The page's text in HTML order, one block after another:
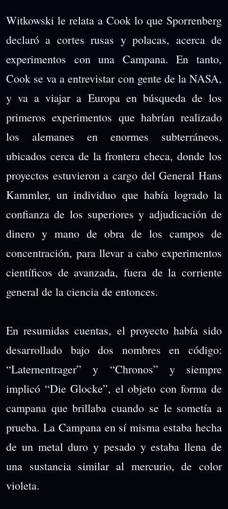
Witkowski le relata a Cook lo que Sporrenberg
declaró a cortes rusas y polacas, acerca de
experimentos con una Campana. En tanto,
Cook se va a entrevistar con gente de la NASA,
y va a viajar a Europa en búsqueda de los
primeros experimentos que habrían realizado
los alemanes en enormes subterráneos,
ubicados cerca de la frontera checa, donde los
proyectos estuvieron a cargo del General Hans
Kammler, un individuo que había logrado la
confianza de los superiores y adjudicación de
dinero y mano de obra de los campos de
concentración, para llevar a cabo experimentos
científicos de avanzada, fuera de la corriente
general de la ciencia de entonces.
En resumidas cuentas, el proyecto había sido
desarrollado bajo dos nombres en código:
“Laternentrager” y “Chronos” y siempre
implicó “Die Glocke”, el objeto con forma de
campana que brillaba cuando se le sometía a
prueba. La Campana en sí misma estaba hecha
de un metal duro y pesado y estaba llena de
una sustancia similar al mercurio, de color
violeta.